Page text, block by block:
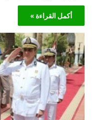
أكمل القراءة »